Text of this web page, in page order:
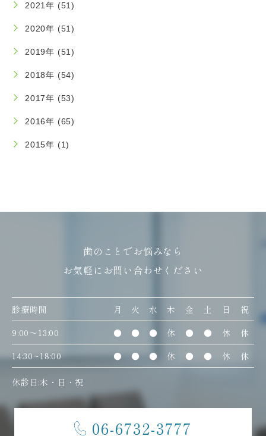
2021年 (51)
2020年 (51)
2019年 (51)
2018年 (54)
2017年 (53)
2016年 (65)
2015年 (1)
歯のことでお悩みなら
お気軽にお問い合わせください
診療時間 月 火 水 木 金 土 日
祝
9:00〜13:00
● ● ● 休 ● ● 休
休
14:30~18:00
● ● ● 休 ● ● 休 休
休診日:木・日・祝
06-6732-3777